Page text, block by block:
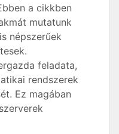
a cikkben
mutatunk
népszerűek
feladata,
rendszerek
Ez magában